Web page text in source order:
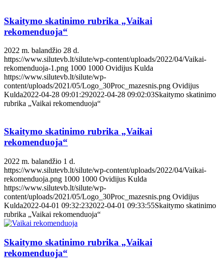
Skaitymo skatinimo rubrika „Vaikai
rekomenduoja“
2022 m. balandžio 28 d.
https://www.silutevb.lt/silute/wp-content/uploads/2022/04/Vaikai-
rekomenduoja-1.png 1000 1000 Ovidijus Kulda
https://www.silutevb.lt/silute/wp-
content/uploads/2021/05/Logo_30Proc_mazesnis.png Ovidijus
Kulda2022-04-28 09:01:292022-04-28 09:02:03Skaitymo skatinimo
rubrika „Vaikai rekomenduoja“
Skaitymo skatinimo rubrika „Vaikai
rekomenduoja“
2022 m. balandžio 1 d.
https://www.silutevb.lt/silute/wp-content/uploads/2022/04/Vaikai-
rekomenduoja.png 1000 1000 Ovidijus Kulda
https://www.silutevb.lt/silute/wp-
content/uploads/2021/05/Logo_30Proc_mazesnis.png Ovidijus
Kulda2022-04-01 09:32:232022-04-01 09:33:55Skaitymo skatinimo
rubrika „Vaikai rekomenduoja“
Skaitymo skatinimo rubrika „Vaikai
rekomenduoja“